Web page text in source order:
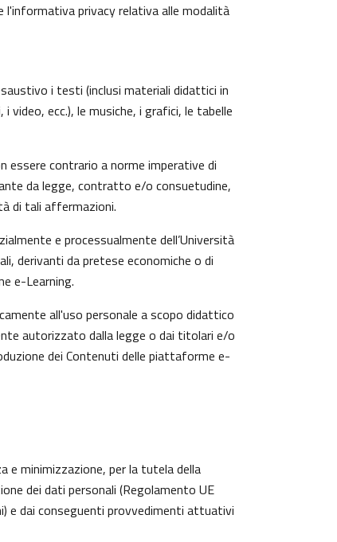
l'informativa privacy relativa alle modalità
i testi (inclusi materiali didattici in
ecc.), le musiche, i grafici, le tabelle
essere contrario a norme imperative di
da legge, contratto e/o consuetudine,
di tali affermazioni.
e processualmente dell’Università
derivanti da pretese economiche o di
e-Learning.
all'uso personale a scopo didattico
autorizzato dalla legge o dai titolari e/o
dei Contenuti delle piattaforme e-
e minimizzazione, per la tutela della
dei dati personali (Regolamento UE
e dai conseguenti provvedimenti attuativi